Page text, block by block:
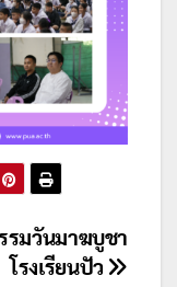
รมวันมาฆบูชา
โรงเรียนปัว